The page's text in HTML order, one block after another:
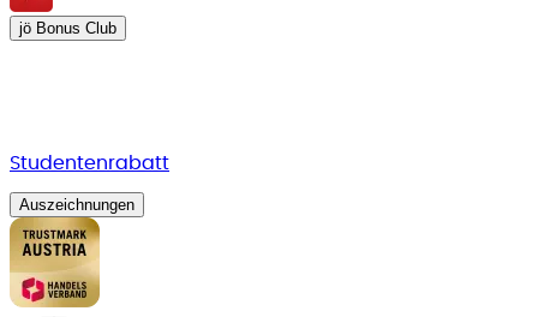
jö Bonus Club
Studentenrabatt
Auszeichnungen